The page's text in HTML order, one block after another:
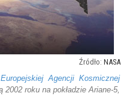
NASA
Europejskiej Agencji Kosmicznej
roku na pokładzie Ariane-5,